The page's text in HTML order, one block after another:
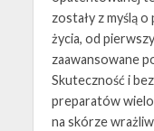
zostały z myślą
życia, od
zaawansowane
Skuteczność i
preparatów
na skórze